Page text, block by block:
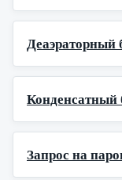
Деаэраторный
Конденсатный
Запрос на